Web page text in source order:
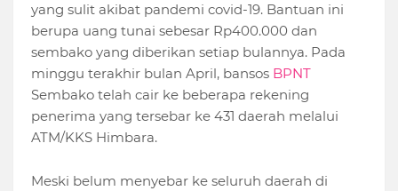
yang sulit akibat pandemi covid-19. Bantuan ini
berupa uang tunai sebesar Rp400.000 dan
sembako yang diberikan setiap bulannya. Pada
minggu terakhir bulan April, bansos BPNT
Sembako telah cair ke beberapa rekening
penerima yang tersebar ke 431 daerah melalui
ATM/KKS Himbara.
Meski belum menyebar ke seluruh daerah di